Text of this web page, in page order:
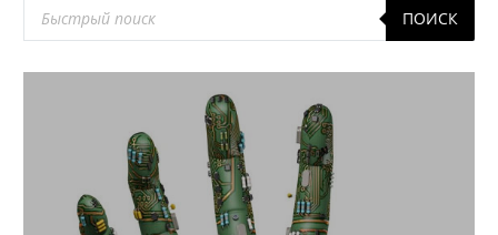
товаров
ПОИСК